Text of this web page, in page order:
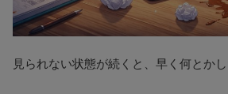
見られない状態が続くと、早く何とか